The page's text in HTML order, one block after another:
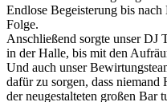
Endlose Begeisterung bis
Folge.
Anschließend sorgte unser DJ
in der Halle, bis mit den
Und auch unser
dafür zu sorgen, dass
der neugestalteten großen Bar